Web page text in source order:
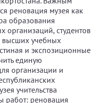
реновация музея как
образования
организаций, студентов
высших учебных
и экспозиционные
единую
организации и
учительства
работ: реновация